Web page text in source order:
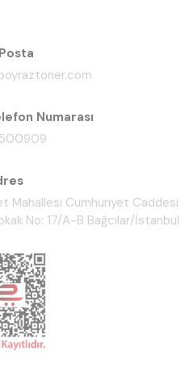
Numarası
Mahallesi Cumhuriyet Caddesi
No: 17/A-B Bağcılar/İstanbul